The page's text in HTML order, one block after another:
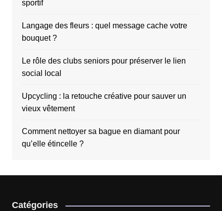
sportif
Langage des fleurs : quel message cache votre
bouquet ?
Le rôle des clubs seniors pour préserver le lien
social local
Upcycling : la retouche créative pour sauver un
vieux vêtement
Comment nettoyer sa bague en diamant pour
qu’elle étincelle ?
Catégories